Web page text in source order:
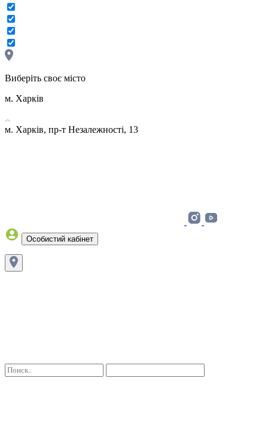
Виберіть своє місто
м. Харків
м. Харків, пр-т Незалежності, 13
Особистий кабінет